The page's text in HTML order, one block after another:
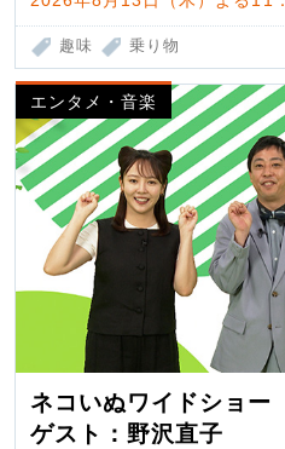
趣味 乗り物
エンタメ・音楽
ネコいぬワイドショ
ゲスト：野沢直子